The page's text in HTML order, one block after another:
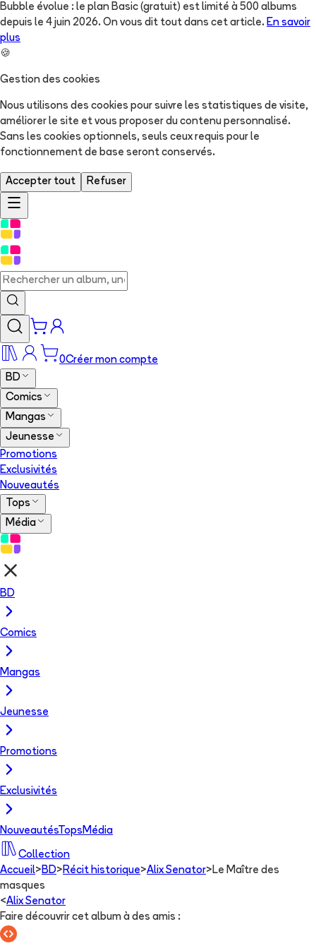
Bubble évolue : le plan Basic (gratuit) est limité à 500 albums
depuis le 4 juin 2026. On vous dit tout dans cet article. En savoir
plus
🍪
Gestion des cookies
Nous utilisons des cookies pour suivre les statistiques de visite,
améliorer le site et vous proposer du contenu personnalisé.
Sans les cookies optionnels, seuls ceux requis pour le
fonctionnement de base seront conservés.
Accepter tout Refuser
0Créer mon compte
BD
Comics
Mangas
Jeunesse
Promotions
Exclusivités
Nouveautés
Tops
Média
BD
Comics
Mangas
Jeunesse
Promotions
Exclusivités
NouveautésTops Média
Collection
Accueil> BD> Récit historique>Alix Senator> Le Maître des
masques
<Alix Senator
Faire découvrir cet album à des amis :